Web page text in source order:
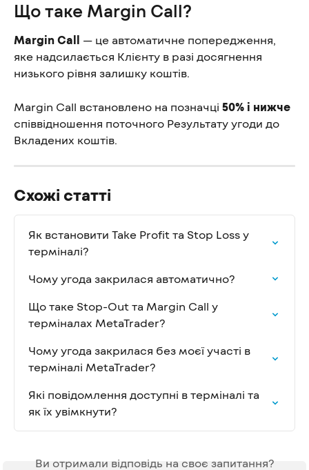
Що таке Margin Call?
Margin Call
— це автоматичне попередження,
яке надсилається Клієнту в разі досягнення
низького рівня залишку коштів.
Margin Call встановлено на позначці 50% і нижче
співвідношення поточного Результату угоди до
Вкладених коштів.
Схожі статті
Як встановити Take Profit та Stop Loss у
терміналі?
Чому угода закрилася автоматично?
Що таке Stop-Out та Margin Call у
терміналах MetaTrader?
Чому угода закрилася без моєї участі в
терміналі MetaTrader?
Які повідомлення доступні в терміналі та
як їх увімкнути?
Ви отримали відповідь на своє запитання?